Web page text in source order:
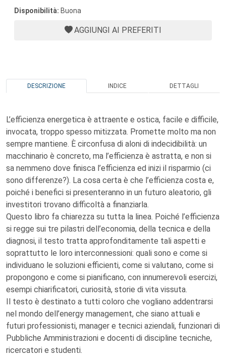
Disponibilità: Buona
AGGIUNGI AI PREFERITI
DESCRIZIONE INDICE DETTAGLI
L’efficienza energetica è attraente e ostica, facile e difficile,
invocata, troppo spesso mitizzata. Promette molto ma non
sempre mantiene. È circonfusa di aloni di indecidibilità: un
macchinario è concreto, ma l’efficienza è astratta, e non si
sa nemmeno dove finisca l’efficienza ed inizi il risparmio (ci
sono differenze?). La cosa certa è che l’efficienza costa e,
poiché i benefici si presenteranno in un futuro aleatorio, gli
investitori trovano difficoltà a finanziarla.
Questo libro fa chiarezza su tutta la linea. Poiché l’efficienza
si regge sui tre pilastri dell’economia, della tecnica e della
diagnosi, il testo tratta approfonditamente tali aspetti e
soprattutto le loro interconnessioni: quali sono e come si
individuano le soluzioni efficienti, come si valutano, come si
propongono e come si pianificano, con innumerevoli esercizi,
esempi chiarificatori, curiosità, storie di vita vissuta.
Il testo è destinato a tutti coloro che vogliano addentrarsi
nel mondo dell’energy management, che siano attuali e
futuri professionisti, manager e tecnici aziendali, funzionari di
Pubbliche Amministrazioni e docenti di discipline tecniche,
ricercatori e studenti.